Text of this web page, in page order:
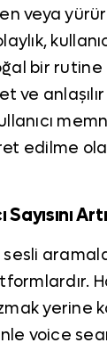
veya
bir rutine
ve
edilme
yerine
voice